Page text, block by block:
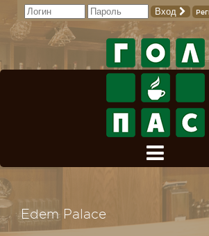
Вход
Edem Palace